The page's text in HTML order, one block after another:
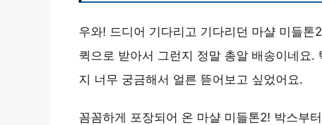
우와! 드디어 기다리고 기다리던 마샬 미들
퀵으로 받아서 그런지 정말 총알 배송이네요
지 너무 궁금해서 얼른 뜯어보고 싶었어요.
꼼꼼하게 포장되어 온 마샬 미들톤2! 박스부